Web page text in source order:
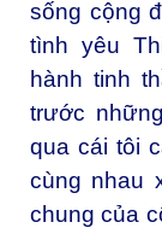
sống cộng
tình yêu
hành tinh
trước
qua cái tôi
cùng nhau
chung của